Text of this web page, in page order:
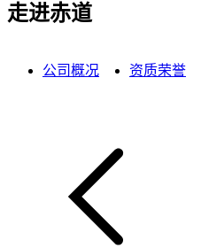
走进赤道
公司概况 资质荣誉